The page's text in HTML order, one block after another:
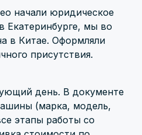
начали юридическое
Екатеринбурге, мы во
в Китае. Оформляли
присутствия.
день. В документе
(марка, модель,
этапы работы со